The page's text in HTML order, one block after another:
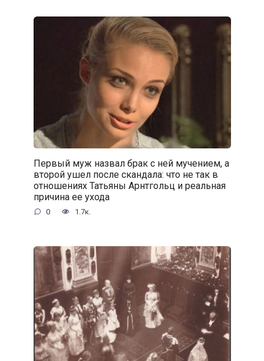
Первый муж назвал брак с ней мучением, а
второй ушел после скандала: что не так в
отношениях Татьяны Арнтгольц и реальная
причина ее ухода
0 1.7к.